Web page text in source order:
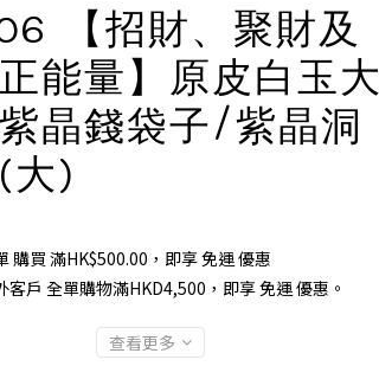
【招財、聚財及
能量】原皮白玉大
晶錢袋子/紫晶洞
大)
購買 滿HK$500.00，即享 免運 優惠
客戶 全單購物滿HKD4,500，即享 免運 優惠。
查看更多